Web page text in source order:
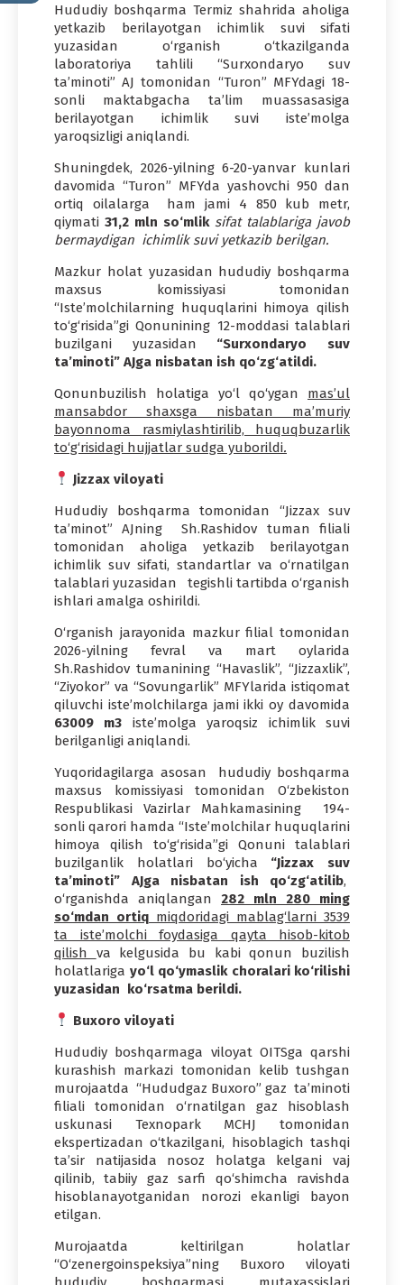
Hududiy boshqarma Termiz shahrida aholiga
yetkazib berilayotgan ichimlik suvi sifati
yuzasidan o‘rganish o‘tkazilganda
laboratoriya tahlili “Surxondaryo suv
ta’minoti” AJ tomonidan “Turon” MFYdagi 18-
sonli maktabgacha ta’lim muassasasiga
berilayotgan ichimlik suvi iste’molga
yaroqsizligi aniqlandi.
Shuningdek, 2026-yilning 6-20-yanvar kunlari
davomida “Turon” MFYda yashovchi 950 dan
ortiq oilalarga ham jami 4 850 kub metr,
qiymati 31,2 mln so‘mlik sifat talablariga javob
bermaydigan ichimlik suvi yetkazib berilgan.
Mazkur holat yuzasidan hududiy boshqarma
maxsus komissiyasi tomonidan
“Iste’molchilarning huquqlarini himoya qilish
to‘g‘risida”gi Qonunining 12-moddasi talablari
buzilgani yuzasidan “Surxondaryo suv
ta’minoti” AJga nisbatan ish qo‘zg‘atildi.
Qonunbuzilish holatiga yo‘l qo‘ygan mas’ul
mansabdor shaxsga nisbatan ma’muriy
bayonnoma rasmiylashtirilib, huquqbuzarlik
to‘g‘risidagi hujjatlar sudga yuborildi.
Jizzax viloyati
Hududiy boshqarma tomonidan “Jizzax suv
ta’minot” AJning Sh.Rashidov tuman filiali
tomonidan aholiga yetkazib berilayotgan
ichimlik suv sifati, standartlar va o‘rnatilgan
talablari yuzasidan tegishli tartibda o‘rganish
ishlari amalga oshirildi.
O‘rganish jarayonida mazkur filial tomonidan
2026-yilning fevral va mart oylarida
Sh.Rashidov tumanining “Havaslik”, “Jizzaxlik”,
“Ziyokor” va “Sovungarlik” MFYlarida istiqomat
qiluvchi iste’molchilarga jami ikki oy davomida
63009 m3 iste’molga yaroqsiz ichimlik suvi
berilganligi aniqlandi.
Yuqoridagilarga asosan hududiy boshqarma
maxsus komissiyasi tomonidan O‘zbekiston
Respublikasi Vazirlar Mahkamasining 194-
sonli qarori hamda “Iste’molchilar huquqlarini
himoya qilish to‘g‘risida”gi Qonuni talablari
buzilganlik holatlari bo‘yicha “Jizzax suv
ta’minoti” AJga nisbatan ish qo‘zg‘atilib,
o‘rganishda aniqlangan 282 mln 280 ming
so‘mdan ortiq miqdoridagi mablag‘larni 3539
ta iste’molchi foydasiga qayta hisob-kitob
qilish va kelgusida bu kabi qonun buzilish
holatlariga yo‘l qo‘ymaslik choralari ko‘rilishi
yuzasidan ko‘rsatma berildi.
Buxoro viloyati
Hududiy boshqarmaga viloyat OITSga qarshi
kurashish markazi tomonidan kelib tushgan
murojaatda “Hududgaz Buxoro” gaz ta’minoti
filiali tomonidan o‘rnatilgan gaz hisoblash
uskunasi Texnopark MCHJ tomonidan
ekspertizadan o‘tkazilgani, hisoblagich tashqi
ta’sir natijasida nosoz holatga kelgani vaj
qilinib, tabiiy gaz sarfi qo‘shimcha ravishda
hisoblanayotganidan norozi ekanligi bayon
etilgan.
Murojaatda keltirilgan holatlar
“O‘zenergoinspeksiya”ning Buxoro viloyati